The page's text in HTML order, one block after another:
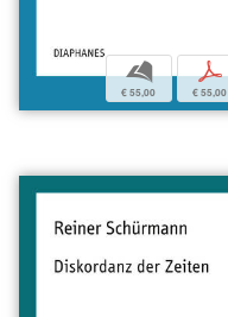
b
€ 55,00
p
€ 55,00